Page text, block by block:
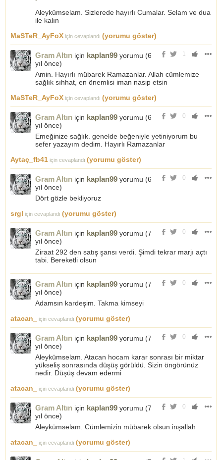
Aleykümselam. Sizlerede hayırlı Cumalar. Selam ve dua
ile kalın
MaSTeR_AyFoX için cevaplandı (yorumu göster)
1
Gram Altın için kaplan99 yorumu (6
yıl önce)
Amin. Hayırlı mübarek Ramazanlar. Allah cümlemize
sağlık sıhhat, en önemlisi iman nasip etsin
MaSTeR_AyFoX için cevaplandı (yorumu göster)
0
Gram Altın için kaplan99 yorumu (6
yıl önce)
Emeğinize sağlık. genelde beğeniyle yetiniyorum bu
sefer yazayım dedim. Hayırlı Ramazanlar
Aytaç_fb41 için cevaplandı (yorumu göster)
0
Gram Altın için kaplan99 yorumu (6
yıl önce)
Dört gözle bekliyoruz
srgl için cevaplandı (yorumu göster)
0
Gram Altın için kaplan99 yorumu (7
yıl önce)
Ziraat 292 den satış şansı verdi. Şimdi tekrar marjı açtı
tabi. Bereketli olsun
0
Gram Altın için kaplan99 yorumu (7
yıl önce)
Adamsın kardeşim. Takma kimseyi
atacan_
için cevaplandı (yorumu göster)
0
Gram Altın için kaplan99 yorumu (7
yıl önce)
Aleykümselam. Atacan hocam karar sonrası bir miktar
yükseliş sonrasında düşüş görüldü. Sizin öngörünüz
nedir. Düşüş devam edermi
atacan_
için cevaplandı (yorumu göster)
0
Gram Altın için kaplan99 yorumu (7
yıl önce)
Aleykümselam. Cümlemizin mübarek olsun inşallah
atacan_
için cevaplandı (yorumu göster)